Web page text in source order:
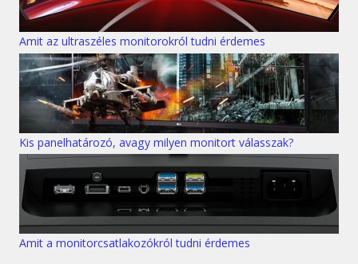
Amit az ultraszéles monitorokról tudni érdemes
Kis panelhatározó, avagy milyen monitort válasszak?
Amit a monitorcsatlakozókról tudni érdemes